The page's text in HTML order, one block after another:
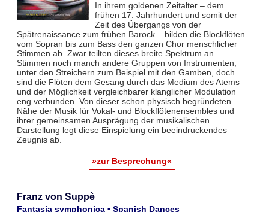
In ihrem goldenen Zeitalter – dem
frühen 17. Jahrhundert und somit der
Zeit des Übergangs von der
Spätrenaissance zum frühen Barock – bilden die Blockflöten
vom Sopran bis zum Bass den ganzen Chor menschlicher
Stimmen ab. Zwar teil­ten dieses breite Spektrum an
Stimmen noch manch andere Gruppen von Instrumenten,
unter den Streichern zum Bei­spiel mit den Gamben, doch
sind die Flöten dem Gesang durch das Medium des Atems
und der Möglichkeit vergleich­barer klanglicher Modulation
eng verbunden. Von dieser schon physisch begründeten
Nähe der Musik für Vokal- und Blockflö­tenensembles und
ihrer gemeinsamen Ausprägung der musikalischen
Darstellung legt diese Einspielung ein beeindruckendes
Zeugnis ab.
»zur Besprechung«
Franz von Suppè
Fantasia symphonica • Spanish Dances